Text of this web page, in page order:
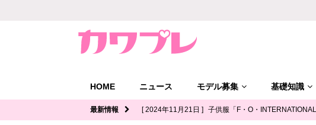
HOME ニュース モデル募集 基礎知識
最新情報 [ 2024年11月21日 ] 子供服「F・O・